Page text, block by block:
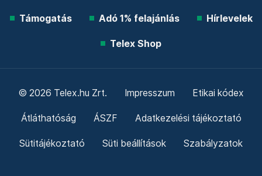
Támogatás Adó 1% felajánlás Hírlevelek
Telex Shop
© 2026 Telex.hu Zrt. Impresszum Etikai kódex
Átláthatóság ÁSZF Adatkezelési tájékoztató
Sütitájékoztató Süti beállítások Szabályzatok